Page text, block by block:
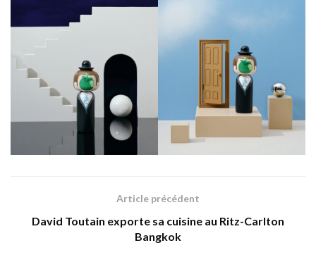
Article précédent
David Toutain exporte sa cuisine au Ritz-Carlton
Bangkok